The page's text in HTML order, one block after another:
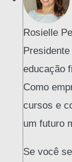
Rosielle
educação
Como
cursos e
um futuro
Se você